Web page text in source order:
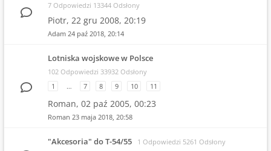
7 Odpowiedzi 13344 Odsłony
Piotr, 22 gru 2008, 20:19
Adam 24 paź 2018, 20:14
Lotniska wojskowe w Polsce
102 Odpowiedzi 33932 Odsłony
1
… 7 8 9 10 11
Roman, 02 paź 2005, 00:23
Roman 23 maja 2018, 20:58
"Akcesoria" do T-54/55 1 Odpowiedzi 5261 Odsłony